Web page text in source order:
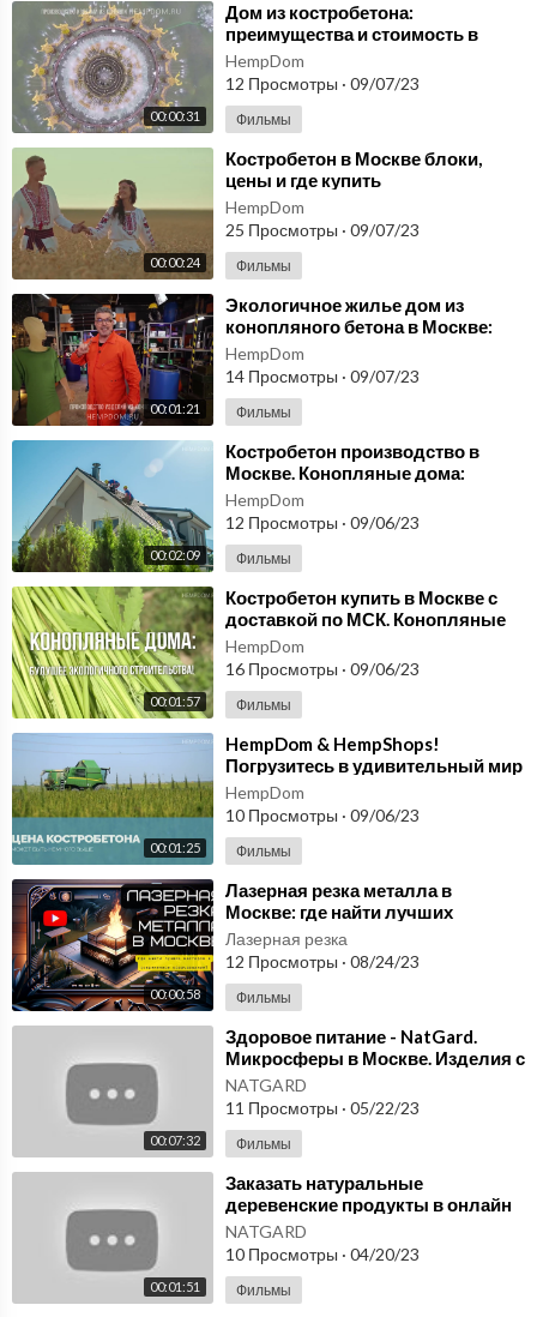
00:00:31
⁣Дом из костробетона:
преимущества и стоимость в
Москве. Костробетон блоки
купить Конопляный в Москве
HempDom
12 Просмотры · 09/07/23
Фильмы
00:00:24
⁣Костробетон в Москве блоки,
цены и где купить
HempDom
25 Просмотры · 09/07/23
Фильмы
00:01:21
⁣Экологичное жилье дом из
конопляного бетона в Москве:
новый тренд в строительстве
России
HempDom
14 Просмотры · 09/07/23
Фильмы
00:02:09
⁣Костробетон производство в
Москве. Конопляные дома:
Сочетание экологии, комфорта и
инноваций!
HempDom
12 Просмотры · 09/06/23
Фильмы
00:01:57
⁣Костробетон купить в Москве с
доставкой по МСК. Конопляные
дома: Будущее экологичного
строительства!
HempDom
16 Просмотры · 09/06/23
Фильмы
00:01:25
⁣HempDom & HempShops!
Погрузитесь в удивительный мир
конопли! Костробетон
производство в Москве
HempDom
10 Просмотры · 09/06/23
Фильмы
00:00:58
⁣Лазерная резка металла в
Москве: где найти лучших
мастеров и современное
оборудование?
Лазерная резка
12 Просмотры · 08/24/23
Фильмы
00:07:32
⁣Здоровое питание - NatGard.
Микросферы в Москве. Изделия с
наполнителем из микросфер.
NATGARD
11 Просмотры · 05/22/23
Фильмы
00:01:51
⁣Заказать натуральные
деревенские продукты в онлайн
магазине NatGard. Микросферы в
Москве
NATGARD
10 Просмотры · 04/20/23
Фильмы